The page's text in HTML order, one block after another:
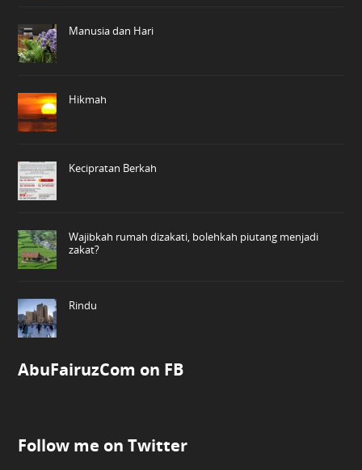
Manusia dan Hari
Hikmah
Kecipratan Berkah
Wajibkah rumah dizakati, bolehkah piutang menjadi
zakat?
Rindu
AbuFairuzCom on FB
Follow me on Twitter